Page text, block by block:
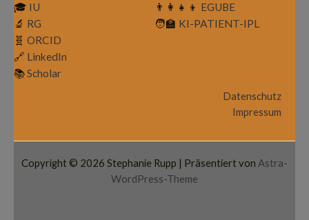
🎓 IU
🔬 RG
🧬 ORCID
🔗 LinkedIn
📚Scholar
👨‍👩‍👧‍👦 EGUBE
🧑‍🏫 KI-PATIENT-IPL
Datenschutz
Impressum
Copyright © 2026 Stephanie Rupp | Präsentiert von Astra-
WordPress-Theme